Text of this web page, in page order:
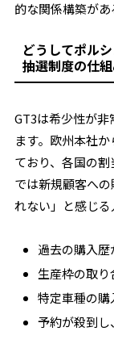
的な関係構築があ
どうしてポル
抽選制度の仕
GT3は希少性が
ます。欧州本社
ており、各国の
では新規顧客へ
れない」と感じる
過去の購入歴
生産枠の取
特定車種の購
予約が殺到し